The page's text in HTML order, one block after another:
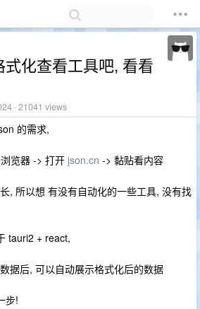
化查看工具吧, 看看
· 21041 views
的需求,
览器 -> 打开 json.cn -> 黏贴看内容
, 所以想 有没有自动化的一些工具, 没有找
tauri2 + react,
据后, 可以自动展示格式化后的数据
步!